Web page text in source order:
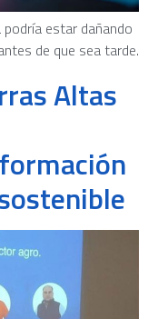
estar dañando
de que sea tarde.
Altas